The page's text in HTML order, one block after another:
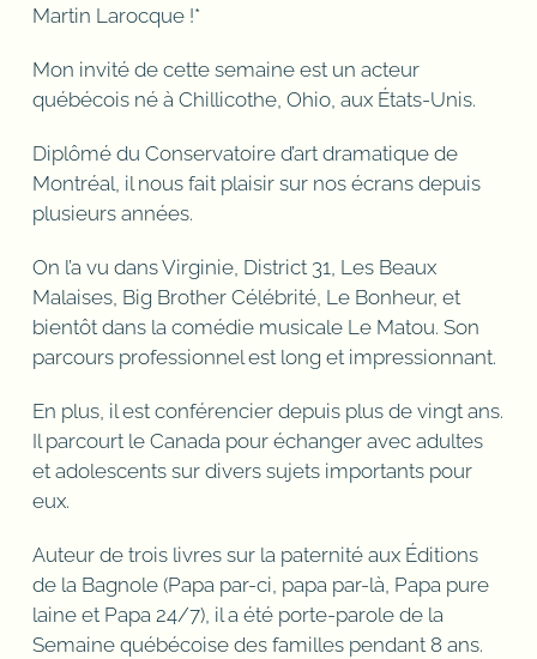
Martin Larocque !*
Mon invité de cette semaine est un acteur
québécois né à Chillicothe, Ohio, aux États-Unis.
Diplômé du Conservatoire d’art dramatique de
Montréal, il nous fait plaisir sur nos écrans depuis
plusieurs années.
On l’a vu dans Virginie, District 31, Les Beaux
Malaises, Big Brother Célébrité, Le Bonheur, et
bientôt dans la comédie musicale Le Matou. Son
parcours professionnel est long et impressionnant.
En plus, il est conférencier depuis plus de vingt ans.
Il parcourt le Canada pour échanger avec adultes
et adolescents sur divers sujets importants pour
eux.
Auteur de trois livres sur la paternité aux Éditions
de la Bagnole (Papa par-ci, papa par-là, Papa pure
laine et Papa 24/7), il a été porte-parole de la
Semaine québécoise des familles pendant 8 ans.